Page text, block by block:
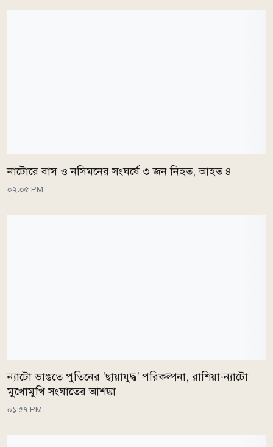
নাটোরে বাস ও নসিমনের সংঘর্ষে ৩ জন নিহত, আহত ৪
০২:০৫ PM
ন্যাটো ভাঙতে পুতিনের 'ছায়াযুদ্ধ' পরিকল্পনা, রাশিয়া-ন্যাটো
মুখোমুখি সংঘাতের আশঙ্কা
০১:৫৭ PM